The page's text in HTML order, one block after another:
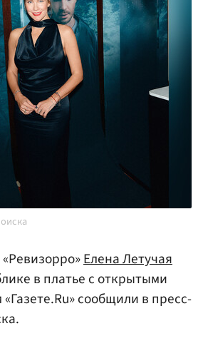
Елена Летучая
в платье с открытыми
сообщили в пресс-